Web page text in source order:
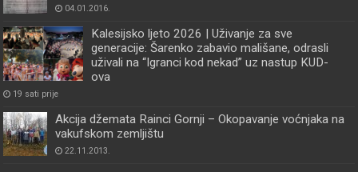
04.01.2016.
Kalesijsko ljeto 2026 | Uživanje za sve
generacije: Šarenko zabavio mališane, odrasli
uživali na “Igranci kod nekad” uz nastup KUD-
ova
19 sati prije
Akcija džemata Rainci Gornji – Okopavanje voćnjaka na
vakufskom zemljištu
22.11.2013.